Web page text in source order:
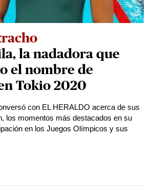
la nadadora que
el nombre de
Tokio 2020
con EL HERALDO acerca de sus
los momentos más destacados en su
en los Juegos Olímpicos y sus